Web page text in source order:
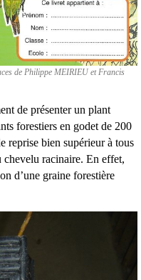
de Philippe MEIRIEU et Francis
de présenter un plant
forestiers en godet de 200
reprise bien supérieur à tous
chevelu racinaire. En effet,
d’une graine forestière